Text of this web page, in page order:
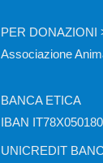
PER DONAZIONI
Associazione
BANCA ETICA
IBAN
UNICREDIT